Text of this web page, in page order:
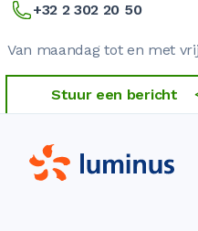
+32 2 302 20 50
Van maandag tot en met
Stuur een bericht